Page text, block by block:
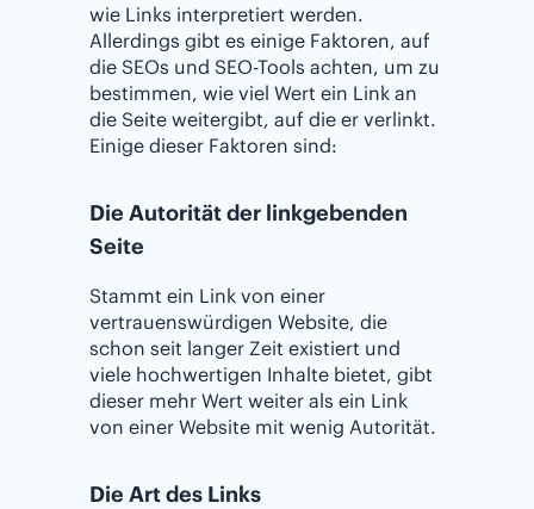
wie Links interpretiert werden.
Allerdings gibt es einige Faktoren, auf
die SEOs und SEO-Tools achten, um zu
bestimmen, wie viel Wert ein Link an
die Seite weitergibt, auf die er verlinkt.
Einige dieser Faktoren sind:
Die Autorität der linkgebenden
Seite
Stammt ein Link von einer
vertrauenswürdigen Website, die
schon seit langer Zeit existiert und
viele hochwertigen Inhalte bietet, gibt
dieser mehr Wert weiter als ein Link
von einer Website mit wenig Autorität.
Die Art des Links